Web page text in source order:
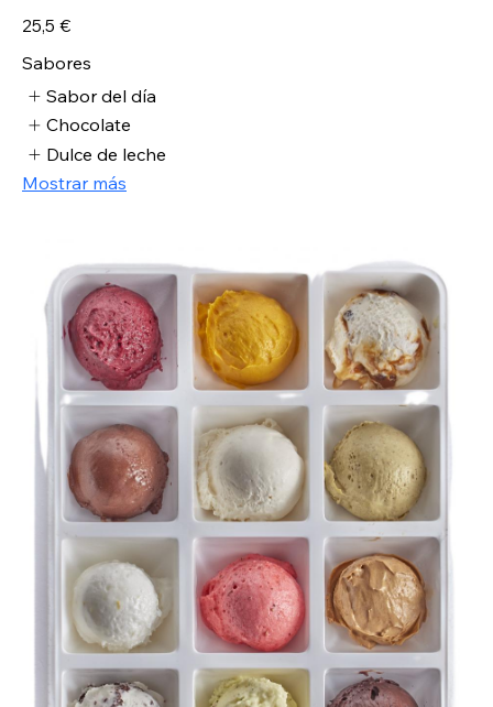
25,5 €
Sabores
Sabor del día
Chocolate
Dulce de leche
Mostrar más